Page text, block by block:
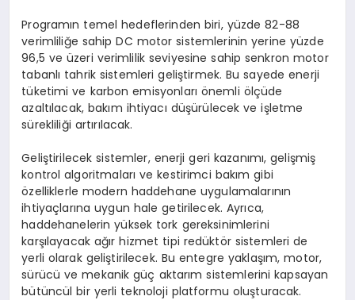
Programın temel hedeflerinden biri, yüzde 82-88
verimliliğe sahip DC motor sistemlerinin yerine yüzde
96,5 ve üzeri verimlilik seviyesine sahip senkron motor
tabanlı tahrik sistemleri geliştirmek. Bu sayede enerji
tüketimi ve karbon emisyonları önemli ölçüde
azaltılacak, bakım ihtiyacı düşürülecek ve işletme
sürekliliği artırılacak.
Geliştirilecek sistemler, enerji geri kazanımı, gelişmiş
kontrol algoritmaları ve kestirimci bakım gibi
özelliklerle modern haddehane uygulamalarının
ihtiyaçlarına uygun hale getirilecek. Ayrıca,
haddehanelerin yüksek tork gereksinimlerini
karşılayacak ağır hizmet tipi redüktör sistemleri de
yerli olarak geliştirilecek. Bu entegre yaklaşım, motor,
sürücü ve mekanik güç aktarım sistemlerini kapsayan
bütüncül bir yerli teknoloji platformu oluşturacak.